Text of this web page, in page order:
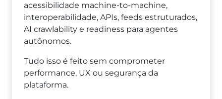
acessibilidade machine-to-machine,
interoperabilidade, APIs, feeds estruturados,
AI crawlability e readiness para agentes
autônomos.
Tudo isso é feito sem comprometer
performance, UX ou segurança da
plataforma.